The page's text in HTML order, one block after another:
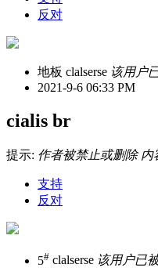
反对
地板 clalserse 该用户
2021-9-6 06:33 PM
cialis br
提示: 作者被禁止或删除 内
支持
反对
5# clalserse 该用户已